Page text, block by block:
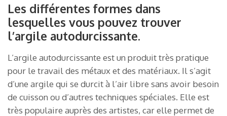
Les différentes formes dans
lesquelles vous pouvez trouver
l’argile autodurcissante.
L’argile autodurcissante est un produit très pratique
pour le travail des métaux et des matériaux. Il s’agit
d’une argile qui se durcit à l’air libre sans avoir besoin
de cuisson ou d’autres techniques spéciales. Elle est
très populaire auprès des artistes, car elle permet de